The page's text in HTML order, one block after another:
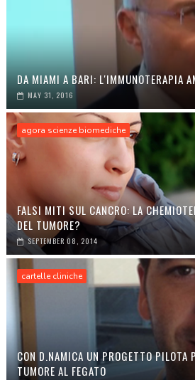
DA MIAMI A BARI: L'IMMUNOTERAPIA
MAY 31, 2016
agora scienze biomediche
FALSI MITI SUL CANCRO: LA
DEL TUMORE?
SEPTEMBER 08, 2014
cartelle cliniche
CON D.NAMICA UN PROGETTO PILOTA
TUMORE AL FEGATO